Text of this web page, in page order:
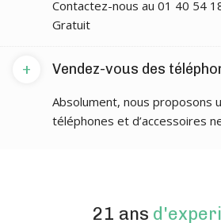
Contactez-nous au 01 40 54
Gratuit
Vendez-vous des
+
Absolument, nous proposons
téléphones et d’accessoires
21 ans